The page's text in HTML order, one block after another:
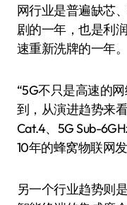
网行业是普遍缺芯
剧的一年，也是利
速重新洗牌的一年。
“5G不只是高速的
到，从演进趋势来
Cat.4、5G Sub-
10年的蜂窝物联网发
另一个行业趋势则